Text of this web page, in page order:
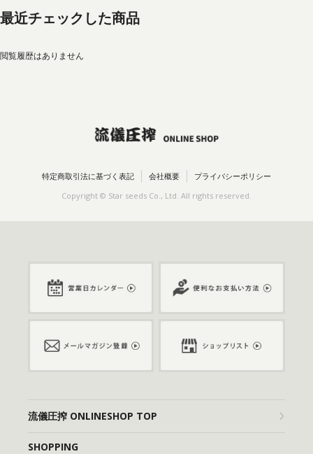
最近チェックした商品
閲覧履歴はありません
特定商取引法に基づく表記 会社概要 プライバシーポリシー
Copyright © Star seeds Co., Ltd. All rights reserved.
流儀圧搾 ONLINESHOP TOP
SHOPPING